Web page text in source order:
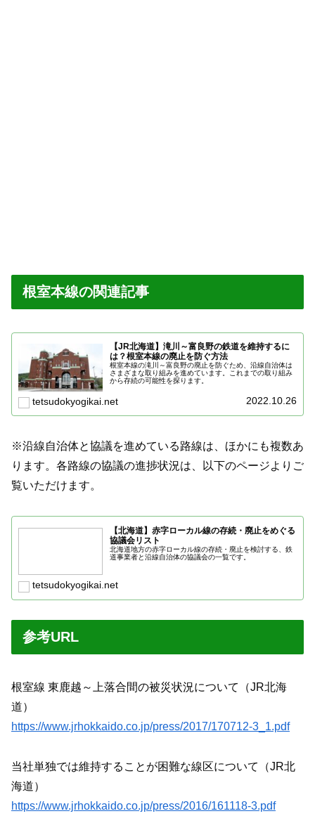
根室本線の関連記事
【JR北海道】滝川～富良野の鉄道を維持するに
は？根室本線の廃止を防ぐ方法
根室本線の滝川～富良野の廃止を防ぐため、沿線自治体は
さまざまな取り組みを進めています。これまでの取り組み
から存続の可能性を探ります。
tetsudokyogikai.net 2022.10.26
※沿線自治体と協議を進めている路線は、ほかにも複数あ
ります。各路線の協議の進捗状況は、以下のページよりご
覧いただけます。
【北海道】赤字ローカル線の存続・廃止をめぐる
協議会リスト
北海道地方の赤字ローカル線の存続・廃止を検討する、鉄
道事業者と沿線自治体の協議会の一覧です。
tetsudokyogikai.net
参考URL
根室線 東鹿越～上落合間の被災状況について（JR北海
道）
https://www.jrhokkaido.co.jp/press/2017/170712-3_1.pdf
当社単独では維持することが困難な線区について（JR北
海道）
https://www.jrhokkaido.co.jp/press/2016/161118-3.pdf